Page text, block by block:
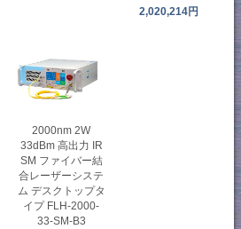
2,020,214円
2000nm 2W
33dBm 高出力 IR
SM ファイバー結
合レーザーシステ
ム デスクトップタ
イプ FLH-2000-
33-SM-B3